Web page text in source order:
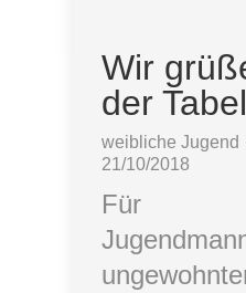
Wir
der
weibliche Jugend
21/10/2018
Für